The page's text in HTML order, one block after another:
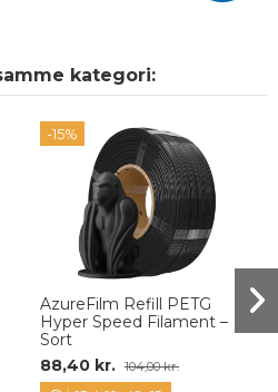
kategori:
-15%
AzureFilm Refill PETG
Hyper Speed Filament –
Sort
88,40 kr. 104,00 kr.